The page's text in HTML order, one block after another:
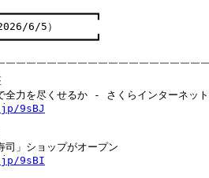
6/5）
￣￣￣￣￣￣￣￣￣￣￣￣￣￣￣￣￣￣￣
9sBJ
9sBI